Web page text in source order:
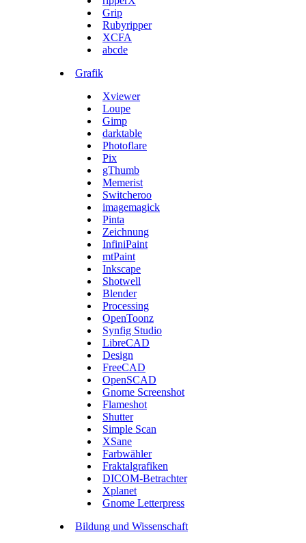
Grip
Rubyripper
XCFA
abcde
Grafik
Xviewer
Loupe
Gimp
darktable
Photoflare
Pix
gThumb
Memerist
Switcheroo
imagemagick
Pinta
Zeichnung
InfiniPaint
mtPaint
Inkscape
Shotwell
Blender
Processing
OpenToonz
Synfig Studio
LibreCAD
Design
FreeCAD
OpenSCAD
Gnome Screenshot
Flameshot
Shutter
Simple Scan
XSane
Farbwähler
Fraktalgrafiken
DICOM-Betrachter
Xplanet
Gnome Letterpress
Bildung und Wissenschaft